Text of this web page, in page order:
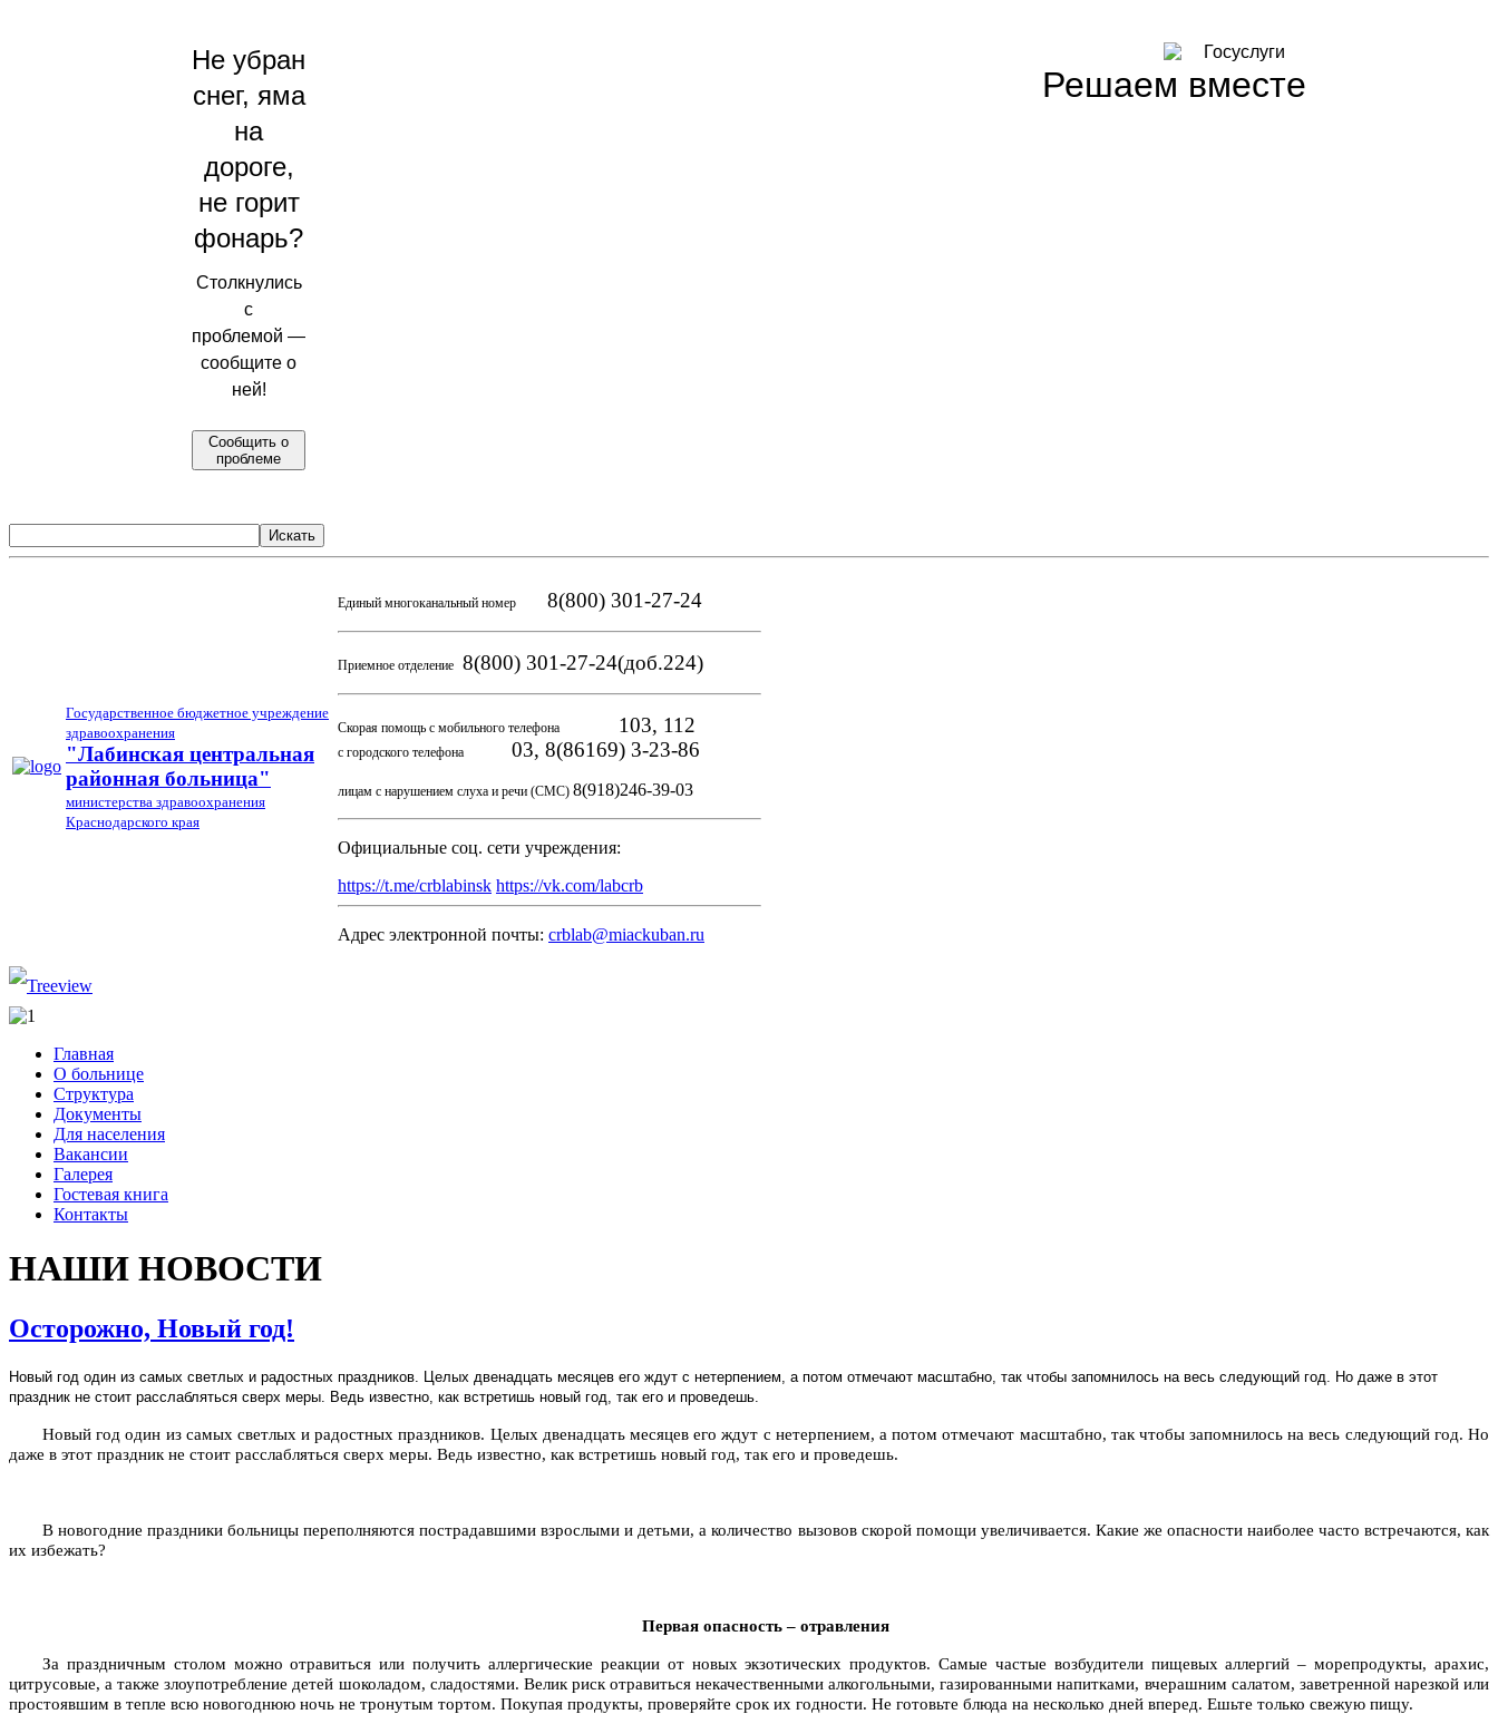
Решаем вместе
Не убран
снег, яма
на
дороге,
не горит
фонарь?
Столкнулись
с
проблемой —
сообщите о
ней!
Сообщить о
проблеме
Искать
Государственное бюджетное учреждение
здравоохранения
"Лабинская центральная
районная больница"
министерства здравоохранения
Краснодарского края
Единый многоканальный номер 8(800) 301-27-24
Приемное отделение 8(800) 301-27-24(доб.224)
Скорая помощь с мобильного телефона 103, 112
с городского телефона 03, 8(86169) 3-23-86
лицам с нарушением слуха и речи (СМС) 8(918)246-39-03
Официальные соц. сети учреждения:
https://t.me/crblabinsk https://vk.com/labcrb
Адрес электронной почты: crblab@miackuban.ru
Главная
О больнице
Структура
Документы
Для населения
Вакансии
Галерея
Гостевая книга
Контакты
НАШИ НОВОСТИ
Осторожно, Новый год!
Новый год один из самых светлых и радостных праздников. Целых двенадцать месяцев его ждут с нетерпением, а потом отмечают масштабно, так чтобы запомнилось на весь следующий год. Но даже в этот
праздник не стоит расслабляться сверх меры. Ведь известно, как встретишь новый год, так его и проведешь.
Новый год один из самых светлых и радостных праздников. Целых двенадцать месяцев его ждут с нетерпением, а потом отмечают масштабно, так чтобы запомнилось на весь следующий год. Но
даже в этот праздник не стоит расслабляться сверх меры. Ведь известно, как встретишь новый год, так его и проведешь.
В новогодние праздники больницы переполняются пострадавшими взрослыми и детьми, а количество вызовов скорой помощи увеличивается. Какие же опасности наиболее часто встречаются, как
их избежать?
Первая опасность – отравления
За праздничным столом можно отравиться или получить аллергические реакции от новых экзотических продуктов. Самые частые возбудители пищевых аллергий – морепродукты, арахис,
цитрусовые, а также злоупотребление детей шоколадом, сладостями. Велик риск отравиться некачественными алкогольными, газированными напитками, вчерашним салатом, заветренной нарезкой или
простоявшим в тепле всю новогоднюю ночь не тронутым тортом. Покупая продукты, проверяйте срок их годности. Не готовьте блюда на несколько дней вперед. Ешьте только свежую пищу.